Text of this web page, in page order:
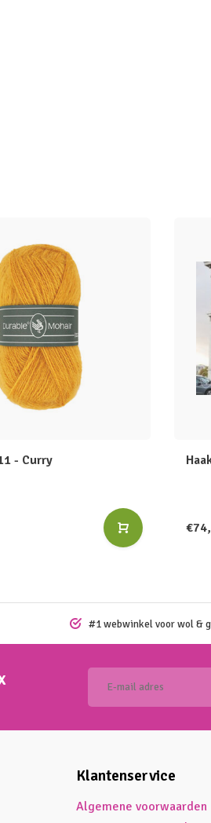
- Curry
#1 webwinkel voor wol &
Klantenservice
Algemene voorwaarden